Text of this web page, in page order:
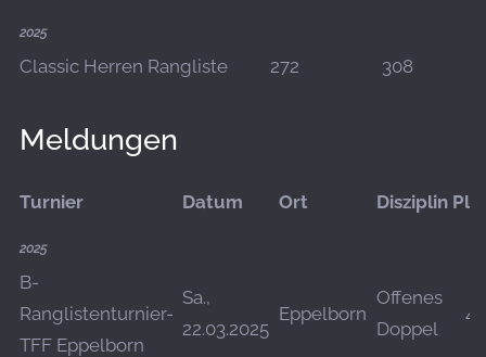
2025
Classic Herren Rangliste 272 308
Meldungen
Turnier Datum Ort Disziplin
2025
B-
Ranglistenturnier-
TFF Eppelborn
Sa.,
22.03.2025
Eppelborn
Offenes
Doppel
44